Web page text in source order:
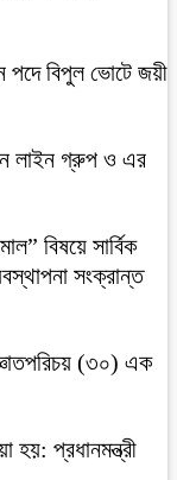
পদে বিপুল ভোটে জয়ী
লাইন গ্রুপ ও এর
বিষয়ে সার্বিক
সংক্রান্ত
(৩০) এক
হয়: প্রধানমন্ত্রী